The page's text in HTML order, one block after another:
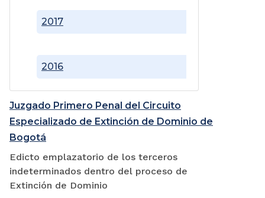
2016
2017
Juzgado Primero Penal del Circuito
Especializado de Extinción de Dominio de
Bogotá
Edicto emplazatorio de los terceros
indeterminados dentro del proceso de
Extinción de Dominio